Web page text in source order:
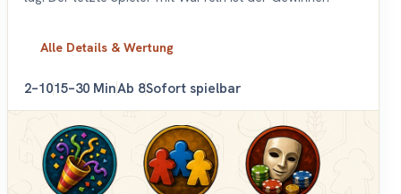
Alle Details & Wertung
2–1015–30 MinAb 8Sofort spielbar